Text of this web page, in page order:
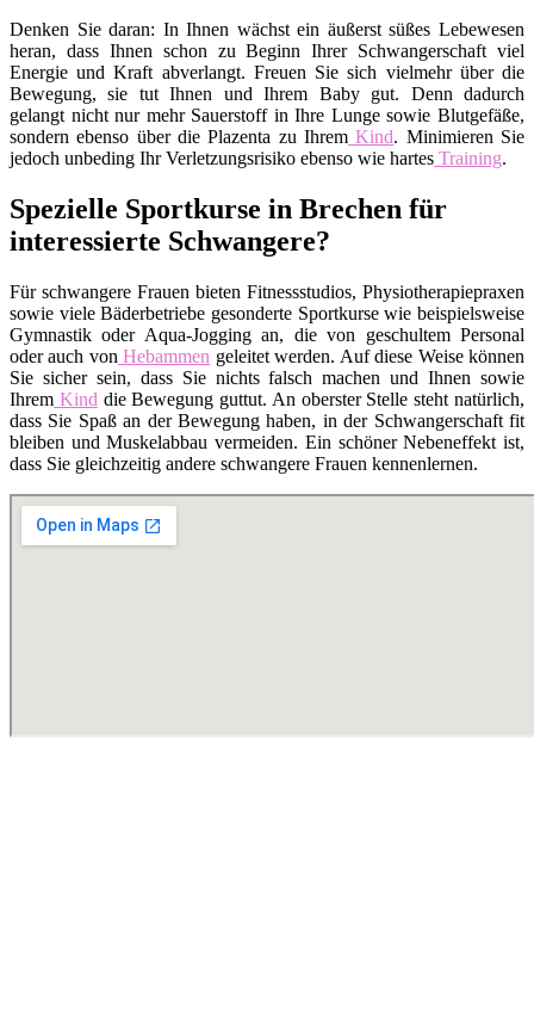
Denken Sie daran: In Ihnen wächst ein äußerst süßes Lebewesen
heran, dass Ihnen schon zu Beginn Ihrer Schwangerschaft viel
Energie und Kraft abverlangt. Freuen Sie sich vielmehr über die
Bewegung, sie tut Ihnen und Ihrem Baby gut. Denn dadurch
gelangt nicht nur mehr Sauerstoff in Ihre Lunge sowie Blutgefäße,
sondern ebenso über die Plazenta zu Ihrem Kind. Minimieren Sie
jedoch unbeding Ihr Verletzungsrisiko ebenso wie hartes Training.
Spezielle Sportkurse in Brechen für
interessierte Schwangere?
Für schwangere Frauen bieten Fitnessstudios, Physiotherapiepraxen
sowie viele Bäderbetriebe gesonderte Sportkurse wie beispielsweise
Gymnastik oder Aqua-Jogging an, die von geschultem Personal
oder auch von Hebammen geleitet werden. Auf diese Weise können
Sie sicher sein, dass Sie nichts falsch machen und Ihnen sowie
Ihrem Kind die Bewegung guttut. An oberster Stelle steht natürlich,
dass Sie Spaß an der Bewegung haben, in der Schwangerschaft fit
bleiben und Muskelabbau vermeiden. Ein schöner Nebeneffekt ist,
dass Sie gleichzeitig andere schwangere Frauen kennenlernen.